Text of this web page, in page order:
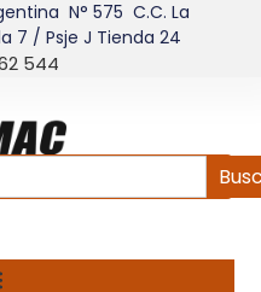
N° 575 C.C. La
7 / Psje J Tienda 24
544